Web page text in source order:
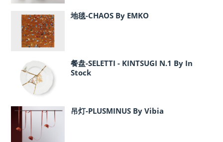
地毯-CHAOS By EMKO
餐盘-SELETTI - KINTSUGI N.1 By In
Stock
吊灯-PLUSMINUS By Vibia